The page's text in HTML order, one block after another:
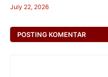
July 22, 2026
POSTING KOMENTAR